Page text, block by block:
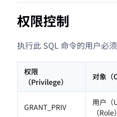
权限控制
执行此 SQL 命令的用户必
权限
（Privilege）
对象（
GRANT_PRIV
用户（
（Role）